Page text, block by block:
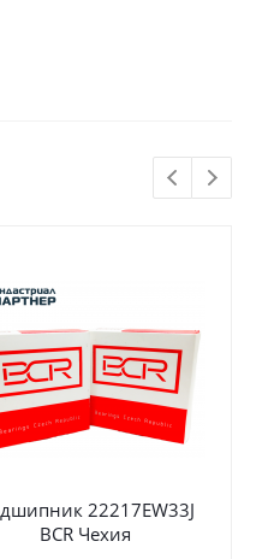
22217EW33J
BCR Чехия